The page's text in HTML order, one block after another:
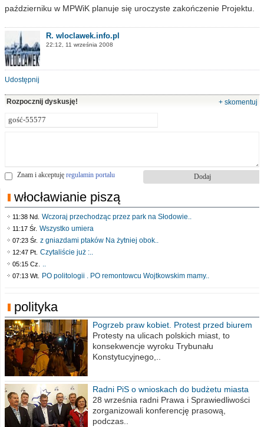
październiku w MPWiK planuje się uroczyste zakończenie Projektu.
R. wloclawek.info.pl
22:12, 11 września 2008
Udostępnij
Rozpocznij dyskusję! + skomentuj
Znam i akceptuję regulamin portalu
włocławianie piszą
11:38 Nd. Wczoraj przechodząc przez park na Słodowie..
11:17 Śr. Wszystko umiera
07:23 Śr. z gniazdami ptaków Na żytniej obok..
12:47 Pt. Czytaliście już :..
05:15 Cz. ..
07:13 Wt. PO politologii . PO remontowcu Wojtkowskim mamy..
polityka
Pogrzeb praw kobiet. Protest przed biurem
poselskim PiS
Protesty na ulicach polskich miast, to
konsekwencje wyroku Trybunału
Konstytucyjnego,..
Radni PiS o wnioskach do budżetu miasta
na 2021 rok
28 września radni Prawa i Sprawiedliwości
zorganizowali konferencję prasową,
podczas..